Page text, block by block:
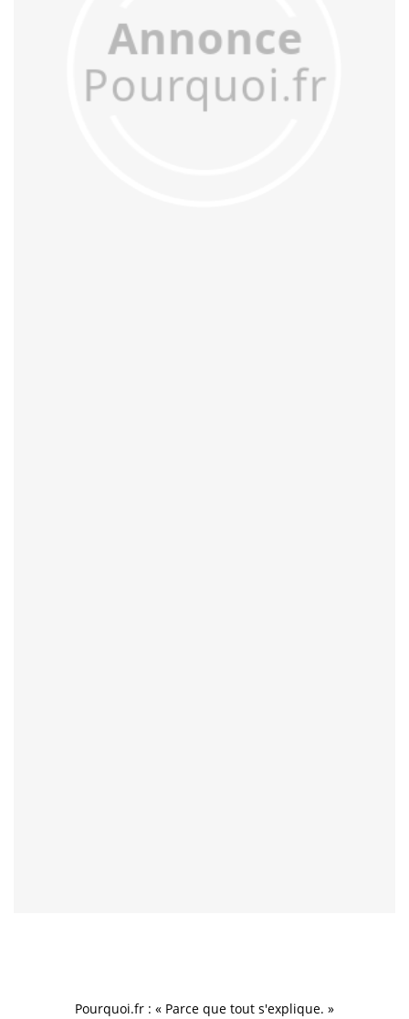
Pourquoi.fr : « Parce que tout s'explique. »